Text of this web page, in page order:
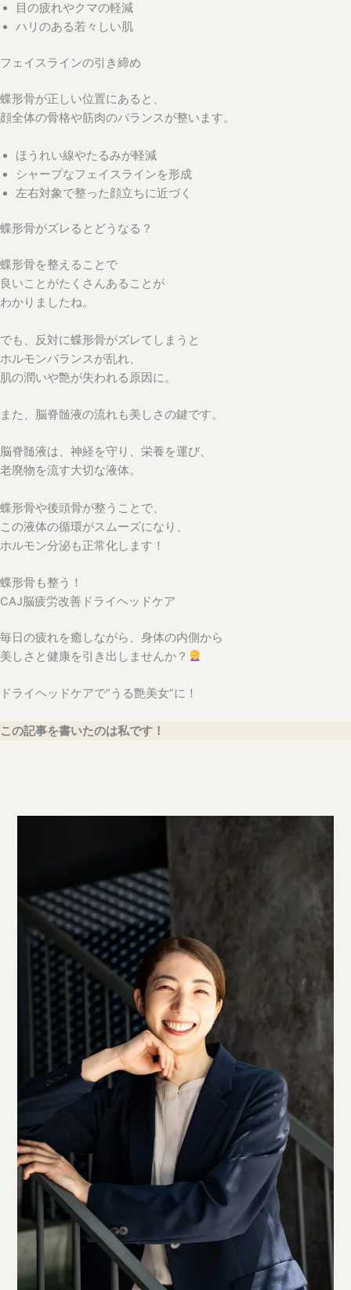
目の疲れやクマの軽減
ハリのある若々しい肌
フェイスラインの引き締め
蝶形骨が正しい位置にあると、
顔全体の骨格や筋肉のバランスが整います。
ほうれい線やたるみが軽減
シャープなフェイスラインを形成
左右対象で整った顔立ちに近づく
蝶形骨がズレるとどうなる？
蝶形骨を整えることで
良いことがたくさんあることが
わかりましたね。
でも、反対に蝶形骨がズレてしまうと
ホルモンバランスが乱れ、
肌の潤いや艶が失われる原因に。
また、脳脊髄液の流れも美しさの鍵です。
脳脊髄液は、神経を守り、栄養を運び、
老廃物を流す大切な液体。
蝶形骨や後頭骨が整うことで、
この液体の循環がスムーズになり、
ホルモン分泌も正常化します！
蝶形骨も整う！
CAJ脳疲労改善ドライヘッドケア
毎日の疲れを癒しながら、身体の内側から
美しさと健康を引き出しませんか？
ドライヘッドケアで“うる艶美女”に！
この記事を書いたのは私です！